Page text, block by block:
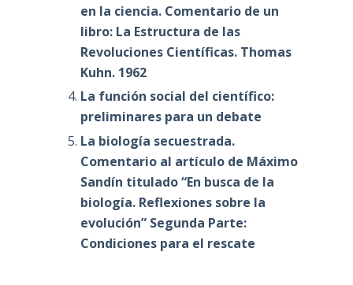
en la ciencia. Comentario de un
libro: La Estructura de las
Revoluciones Científicas. Thomas
Kuhn. 1962
La función social del científico:
preliminares para un debate
La biología secuestrada.
Comentario al artículo de Máximo
Sandín titulado “En busca de la
biología. Reflexiones sobre la
evolución” Segunda Parte:
Condiciones para el rescate